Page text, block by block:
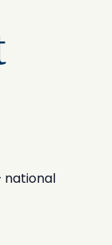
national